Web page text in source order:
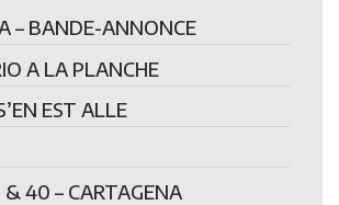
– BANDE-ANNONCE
A LA PLANCHE
EST ALLE
40 – CARTAGENA